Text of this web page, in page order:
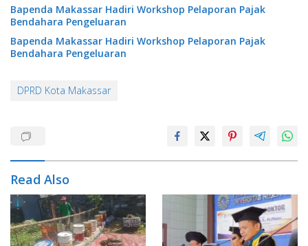
Bapenda Makassar Hadiri Workshop Pelaporan Pajak
Bendahara Pengeluaran
Bapenda Makassar Hadiri Workshop Pelaporan Pajak
Bendahara Pengeluaran
DPRD Kota Makassar
Read Also